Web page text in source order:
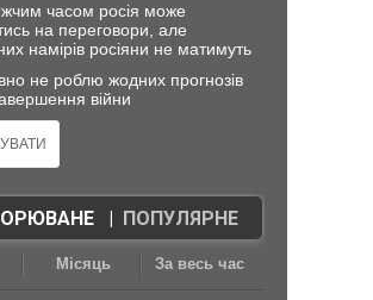
часом росія може
на переговори, але
намірів росіяни не матимуть
не роблю жодних прогнозів
війни
| ПОПУЛЯРНЕ
Місяць За весь час